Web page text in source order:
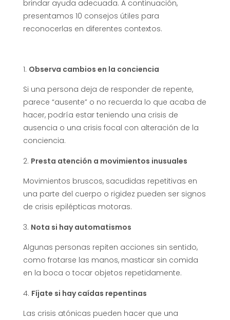
brindar ayuda adecuada. A continuación,
presentamos 10 consejos útiles para
reconocerlas en diferentes contextos.
Observa cambios en la conciencia
Si una persona deja de responder de repente,
parece “ausente” o no recuerda lo que acaba de
hacer, podría estar teniendo una crisis de
ausencia o una crisis focal con alteración de la
conciencia.
Presta atención a movimientos inusuales
Movimientos bruscos, sacudidas repetitivas en
una parte del cuerpo o rigidez pueden ser signos
de crisis epilépticas motoras.
Nota si hay automatismos
Algunas personas repiten acciones sin sentido,
como frotarse las manos, masticar sin comida
en la boca o tocar objetos repetidamente.
Fíjate si hay caídas repentinas
Las crisis atónicas pueden hacer que una